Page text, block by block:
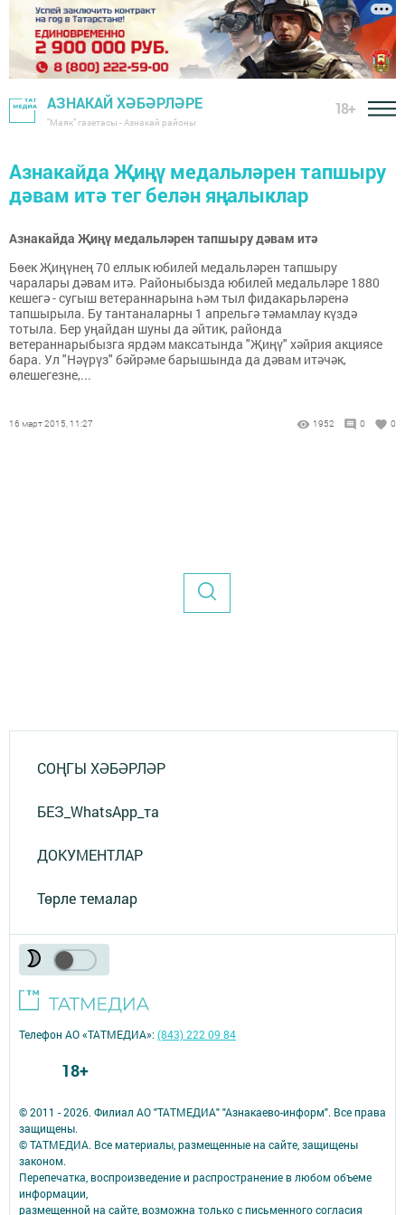
АЗНАКАЙ ХӘБӘРЛӘРЕ
"Маяк" газетасы - Азнакай районы
18+
Азнакайда Җиңү медальләрен тапшыру
дәвам итә тег белән яңалыклар
Азнакайда Җиңү медальләрен тапшыру дәвам итә
Бөек Җиңүнең 70 еллык юбилей медальләрен тапшыру
чаралары дәвам итә. Районыбызда юбилей медальләре 1880
кешегә - сугыш ветераннарына һәм тыл фидакарьләренә
тапшырыла. Бу тантаналарны 1 апрельгә тәмамлау күздә
тотыла. Бер уңайдан шуны да әйтик, районда
ветераннарыбызга ярдәм максатында "Җиңү" хәйрия акциясе
бара. Ул "Нәүрүз" бәйрәме барышында да дәвам итәчәк,
өлешегезне,...
16 март 2015, 11:27 1952 0 0
СОҢГЫ ХӘБӘРЛӘР
БЕЗ_WhatsApp_та
ДОКУМЕНТЛАР
Төрле темалар
© 2011 - 2026. Филиал АО "ТАТМЕДИА" "Азнакаево-информ". Все права
защищены.
© ТАТМЕДИА. Все материалы, размещенные на сайте, защищены
законом.
Перепечатка, воспроизведение и распространение в любом объеме
информации,
размещенной на сайте, возможна только с письменного согласия
Телефон АО «ТАТМЕДИА»:(843) 222 09 84
18+